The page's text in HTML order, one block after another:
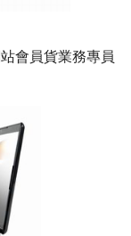
會員貨業務專員